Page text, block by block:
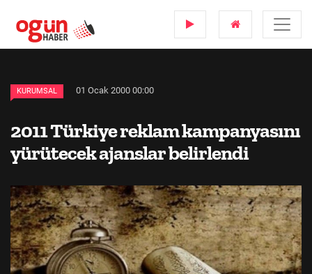
KURUMSAL 01 Ocak 2000 00:00
2011 Türkiye reklam kampanyasını
yürütecek ajanslar belirlendi